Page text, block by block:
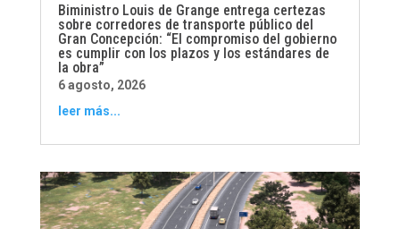
Biministro Louis de Grange entrega certezas
sobre corredores de transporte público del
Gran Concepción: “El compromiso del gobierno
es cumplir con los plazos y los estándares de
la obra”
6 agosto, 2026
leer más...